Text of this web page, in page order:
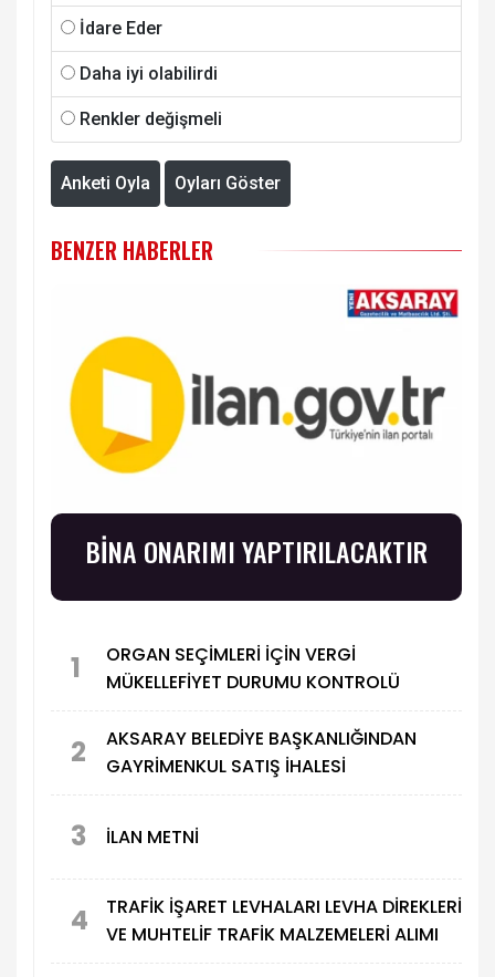
İdare Eder
Daha iyi olabilirdi
Renkler değişmeli
Anketi Oyla Oyları Göster
BENZER HABERLER
BİNA ONARIMI YAPTIRILACAKTIR
1
ORGAN SEÇİMLERİ İÇİN VERGİ
MÜKELLEFİYET DURUMU KONTROLÜ
2
AKSARAY BELEDİYE BAŞKANLIĞINDAN
GAYRİMENKUL SATIŞ İHALESİ
3 İLAN METNİ
4
TRAFİK İŞARET LEVHALARI LEVHA DİREKLERİ
VE MUHTELİF TRAFİK MALZEMELERİ ALIMI